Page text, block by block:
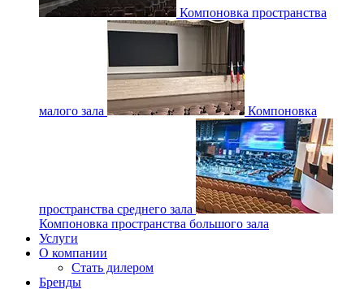
Компоновка пространства
малого зала Компоновка
пространства среднего зала
Компоновка пространства большого зала
Услуги
О компании
Стать дилером
Бренды